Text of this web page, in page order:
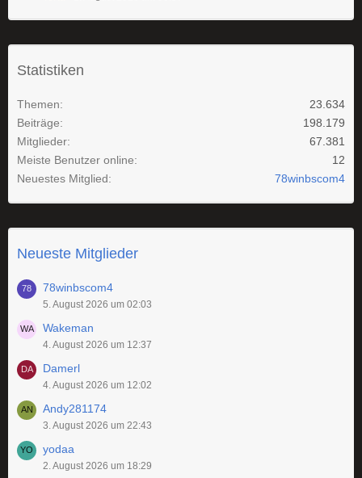
Statistiken
Themen
23.634
Beiträge
198.179
Mitglieder
67.381
Meiste Benutzer online
12
Neuestes Mitglied
78winbscom4
Neueste Mitglieder
78winbscom4
5. August 2026 um 02:03
Wakeman
4. August 2026 um 12:37
Damerl
4. August 2026 um 12:02
Andy281174
3. August 2026 um 22:43
yodaa
2. August 2026 um 18:29